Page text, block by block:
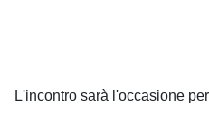
L'incontro sarà l'occasione